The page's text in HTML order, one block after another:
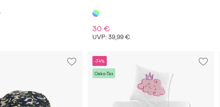
30 €
UVP: 39,99 €
-74%
Oeko-Tex